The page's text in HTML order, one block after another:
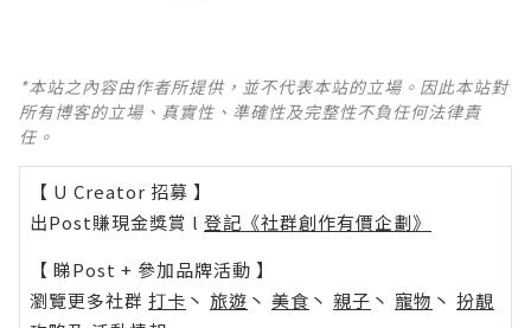
*本站之內容由作者所提供，並不代表本站的立場。因此本站對
所有博客的立場、真實性、準確性及完整性不負任何法律責
任。
【 U Creator 招募 】
出Post賺現金獎賞 l 登記《社群創作有價企劃》
【 睇Post + 參加品牌活動 】
瀏覽更多社群 打卡 丶 旅遊 丶 美食 丶 親子 丶 寵物 丶 扮靚